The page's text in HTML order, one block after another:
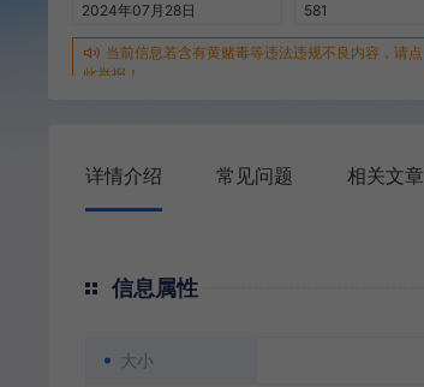
2024年07月28日
581
当前信息若含有黄赌毒等违法违规不良内容，请点
此举报！
详情介绍 常见问题 相关文章
信息属性
大小